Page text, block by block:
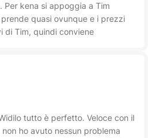
Per kena si appoggia a Tim
quasi ovunque e i prezzi
di Tim, quindi conviene
tutto è perfetto. Veloce con il
ho avuto nessun problema